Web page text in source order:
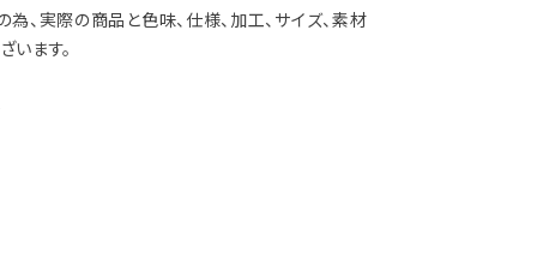
、実際の商品と色味、仕様、加工、サイズ、素材
ます。